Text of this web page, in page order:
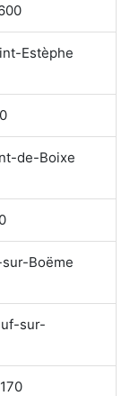
Estèphe
de-Boixe
Boëme
sur-